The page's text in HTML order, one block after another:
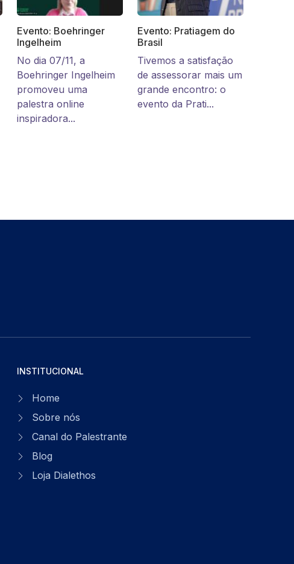
Evento: Boehringer
Ingelheim
No dia 07/11, a
Boehringer Ingelheim
promoveu uma
palestra online
inspiradora...
Evento: Pratiagem do
Brasil
Tivemos a satisfação
de assessorar mais um
grande encontro: o
evento da Prati...
INSTITUCIONAL
Home
Sobre nós
Canal do Palestrante
Blog
Loja Dialethos